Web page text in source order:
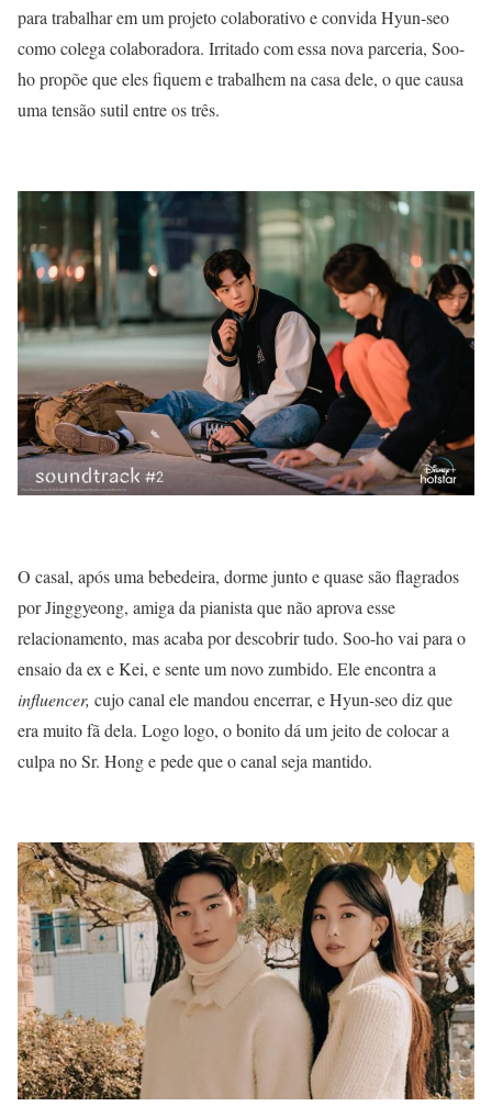
para trabalhar em um projeto colaborativo e convida Hyun-seo
como colega colaboradora. Irritado com essa nova parceria, Soo-
ho propõe que eles fiquem e trabalhem na casa dele, o que causa
uma tensão sutil entre os três.
O casal, após uma bebedeira, dorme junto e quase são flagrados
por Jinggyeong, amiga da pianista que não aprova esse
relacionamento, mas acaba por descobrir tudo. Soo-ho vai para o
ensaio da ex e Kei, e sente um novo zumbido. Ele encontra a
influencer, cujo canal ele mandou encerrar, e Hyun-seo diz que
era muito fã dela. Logo logo, o bonito dá um jeito de colocar a
culpa no Sr. Hong e pede que o canal seja mantido.